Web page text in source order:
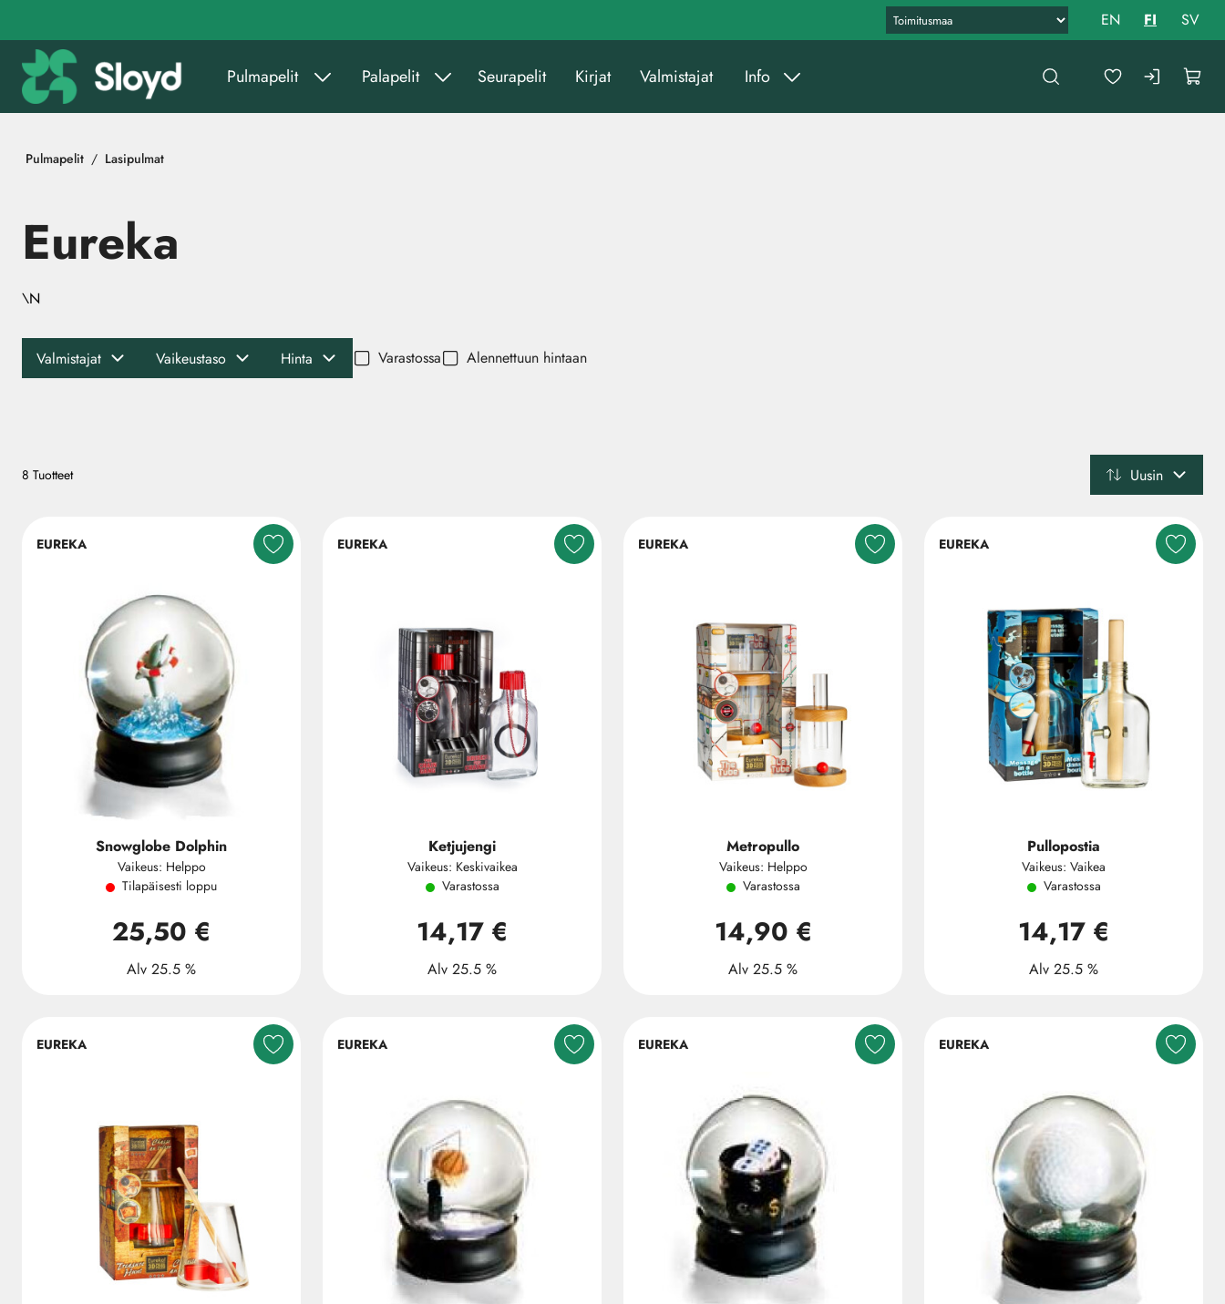
Pulmapelit Palapelit Seurapelit Kirjat Valmistajat Info
EN FI SV
Pulmapelit Lasipulmat
Eureka
\N
Valmistajat Vaikeustaso Hinta Varastossa Alennettuun hintaan
Uusin
8 Tuotteet
EUREKA
Snowglobe Dolphin
Vaikeus: Helppo
Tilapäisesti loppu
25,50 €
Alv 25.5 %
EUREKA
Ketjujengi
Vaikeus: Keskivaikea
Varastossa
14,17 €
Alv 25.5 %
EUREKA
Metropullo
Vaikeus: Helppo
Varastossa
14,90 €
Alv 25.5 %
EUREKA
Pullopostia
Vaikeus: Vaikea
Varastossa
14,17 €
Alv 25.5 %
EUREKA EUREKA EUREKA EUREKA